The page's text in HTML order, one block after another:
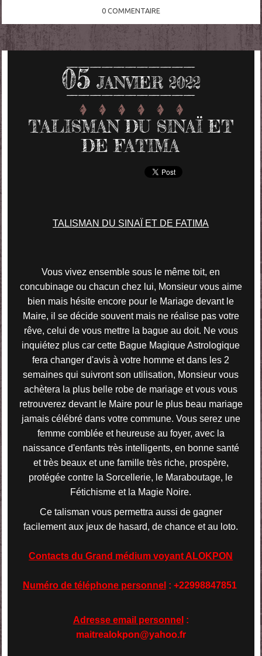
0 COMMENTAIRE
05 JANVIER 2022
TALISMAN DU SINAÏ ET
DE FATIMA
TALISMAN DU SINAÏ ET DE FATIMA
Vous vivez ensemble sous le même toit, en
concubinage ou chacun chez lui, Monsieur vous aime
bien mais hésite encore pour le Mariage devant le
Maire, il se décide souvent mais ne réalise pas votre
rêve, celui de vous mettre la bague au doit. Ne vous
inquiétez plus car cette Bague Magique Astrologique
fera changer d'avis à votre homme et dans les 2
semaines qui suivront son utilisation, Monsieur vous
achètera la plus belle robe de mariage et vous vous
retrouverez devant le Maire pour le plus beau mariage
jamais célébré dans votre commune. Vous serez une
femme comblée et heureuse au foyer, avec la
naissance d'enfants très intelligents, en bonne santé
et très beaux et une famille très riche, prospère,
protégée contre la Sorcellerie, le Maraboutage, le
Fétichisme et la Magie Noire.
Ce talisman vous permettra aussi de gagner
facilement aux jeux de hasard, de chance et au loto.
Contacts du Grand médium voyant ALOKPON
Numéro de téléphone personnel : +22998847851
Adresse email personnel :
maitrealokpon@yahoo.fr